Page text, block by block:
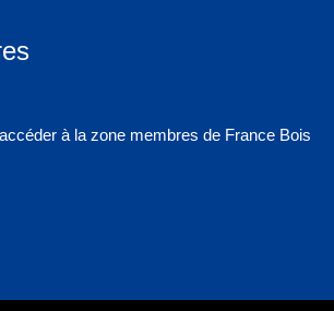
à la zone membres de France Bois